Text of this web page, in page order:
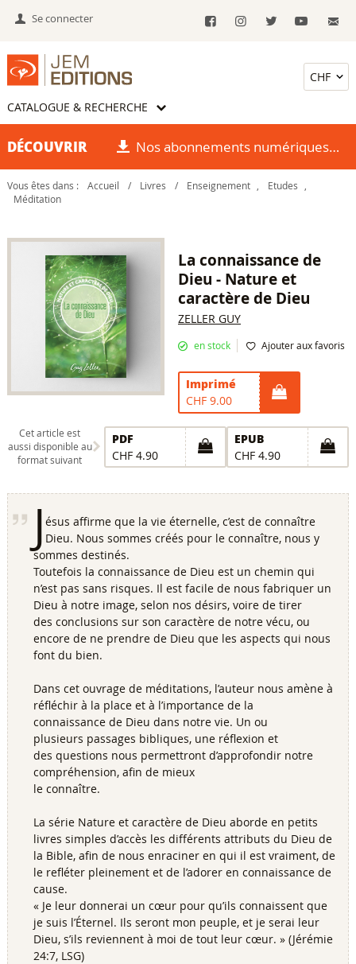
Se connecter
CATALOGUE & RECHERCHE
DÉCOUVRIR Nos abonnements numériques
Vous êtes dans : Accueil / Livres / Enseignement Etudes
Méditation
La connaissance de
Dieu - Nature et
caractère de Dieu
ZELLER GUY
en stock Ajouter aux favoris
Imprimé
CHF 9.00
Cet article est
aussi disponible au
format suivant
PDF
CHF 4.90
EPUB
CHF 4.90
J ésus affirme que la vie éternelle, c’est de connaître
Dieu. Nous sommes créés pour le connaître, nous y
sommes destinés.
Toutefois la connaissance de Dieu est un chemin qui
n’est pas sans risques. Il est facile de nous fabriquer un
Dieu à notre image, selon nos désirs, voire de tirer
des conclusions sur son caractère de notre vécu, ou
encore de ne prendre de Dieu que les aspects qui nous
font du bien.
Dans cet ouvrage de méditations, l’auteur nous amène à
réfléchir à la place et à l’importance de la
connaissance de Dieu dans notre vie. Un ou
plusieurs passages bibliques, une réflexion et
des questions nous permettront d’approfondir notre
compréhension, afin de mieux
le connaître.
La série Nature et caractère de Dieu aborde en petits
livres simples d’accès les différents attributs du Dieu de
la Bible, afin de nous enraciner en qui il est vraiment, de
le refléter pleinement et de l’adorer en connaissance de
cause.
« Je leur donnerai un cœur pour qu’ils connaissent que
je suis l’Éternel. Ils seront mon peuple, et je serai leur
Dieu, s’ils reviennent à moi de tout leur cœur. » (Jérémie
24:7, LSG)